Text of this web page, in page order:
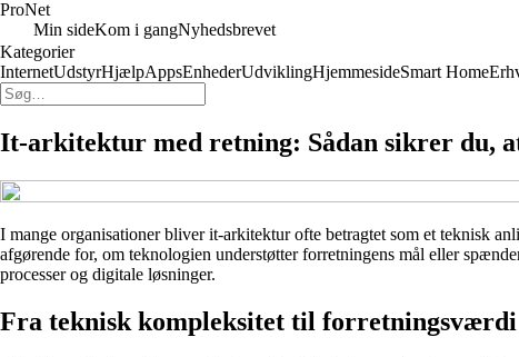
ProNet
Min sideKom i gangNyhedsbrevet
Kategorier
InternetUdstyrHjælpAppsEnhederUdviklingHjemmesideSmart Home
It-arkitektur med retning: Sådan sikrer du,
I mange organisationer bliver it-arkitektur ofte betragtet som et teknisk
afgørende for, om teknologien understøtter forretningens mål eller
processer og digitale løsninger.
Fra teknisk kompleksitet til forretningsværdi